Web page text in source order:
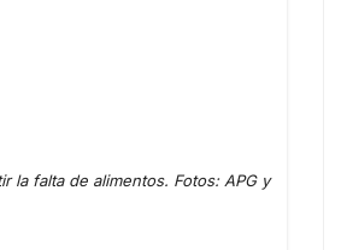
la falta de alimentos. Fotos: APG y